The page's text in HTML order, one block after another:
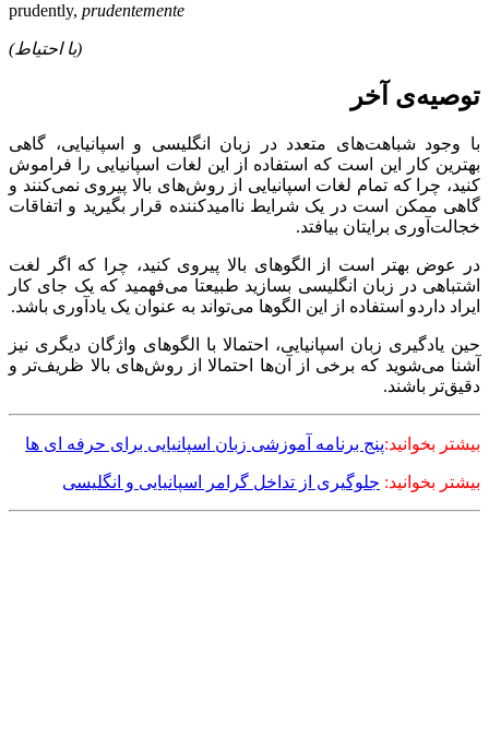
prudently, prudentemente
(با احتیاط)‌
توصیه‌ی آخر
با وجود شباهت‌های متعدد در زبان انگلیسی و اسپانیایی، گاهی
بهترین کار این است که استفاده از این لغات اسپانیایی را فراموش
کنید، چرا که تمام لغات اسپانیایی از روش‌های بالا پیروی نمی‌کنند و
گاهی ممکن است در یک شرایط ناامید‌کننده قرار بگیرید و اتفاقات
خجالت‌آوری برایتان بیافتد.
در عوض بهتر است از الگوهای بالا پیروی کنید، چرا که اگر لغت
اشتباهی در زبان انگلیسی بسازید طبیعتا می‌فهمید که یک جای کار
ایراد داردو استفاده از این الگوها می‌تواند به عنوان یک یادآوری باشد.
حین یادگیری زبان اسپانیایی، احتمالا با الگوهای واژگان دیگری نیز
آشنا می‌شوید که برخی از آن‌ها احتمالا از روش‌های بالا ظریف‌تر و
دقیق‌تر باشند.
بیشتر بخوانید:پنج برنامه آموزشی زبان اسپانیایی برای حرفه ای ها
بیشتر بخوانید: جلوگیری از تداخل گرامر اسپانیایی و انگلیسی